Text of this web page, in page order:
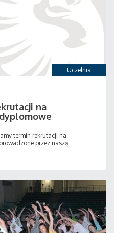
Uczelnia
na
termin rekrutacji na
przez naszą